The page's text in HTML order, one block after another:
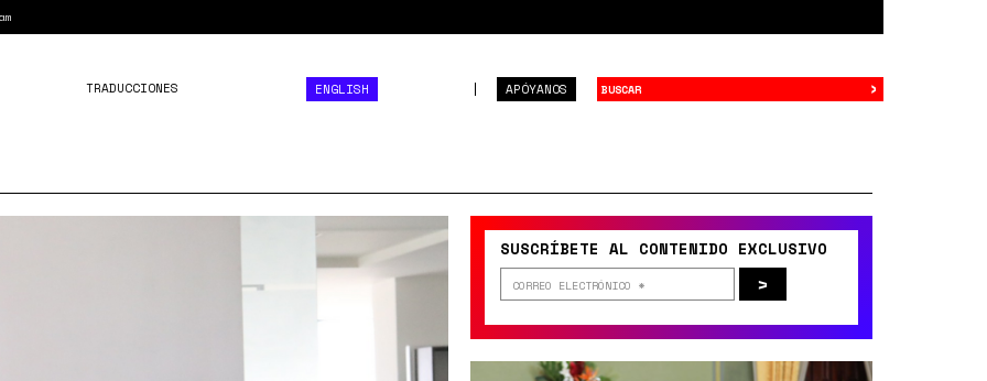
APÓYANOS
TRADUCCIONES ENGLISH ›
SUSCRÍBETE AL CONTENIDO EXCLUSIVO
>